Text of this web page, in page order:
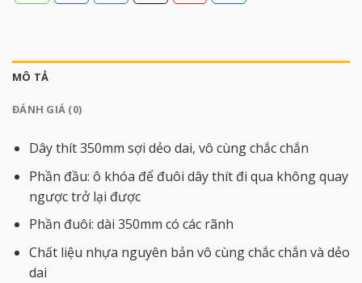
MÔ TẢ
ĐÁNH GIÁ (0)
Dây thít 350mm sợi dẻo dai, vô cùng chắc chắn
Phần đầu: ô khóa để đuôi dây thít đi qua không quay
ngược trở lại được
Phần đuôi: dài 350mm có các rãnh
Chất liệu nhựa nguyên bản vô cùng chắc chắn và dẻo
dai